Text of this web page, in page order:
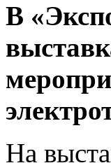
В
На